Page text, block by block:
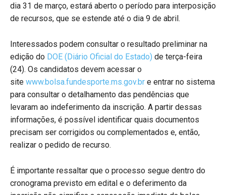
dia 31 de março, estará aberto o período para interposição
de recursos, que se estende até o dia 9 de abril.
Interessados podem consultar o resultado preliminar na
edição do DOE (Diário Oficial do Estado) de terça-feira
(24). Os candidatos devem acessar o
site www.bolsa.fundesporte.ms.gov.br e entrar no sistema
para consultar o detalhamento das pendências que
levaram ao indeferimento da inscrição. A partir dessas
informações, é possível identificar quais documentos
precisam ser corrigidos ou complementados e, então,
realizar o pedido de recurso.
É importante ressaltar que o processo segue dentro do
cronograma previsto em edital e o deferimento da